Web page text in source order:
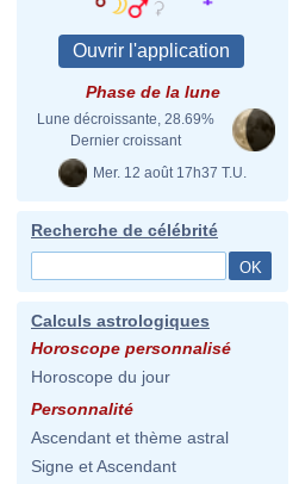
Phase de la lune
Lune décroissante, 28.69%
Dernier croissant
Mer. 12 août 17h37 T.U.
Recherche de célébrité
Calculs astrologiques
Horoscope personnalisé
Horoscope du jour
Personnalité
Ascendant et thème astral
Signe et Ascendant